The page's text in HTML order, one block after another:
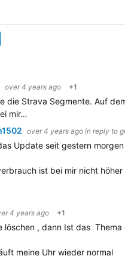
over 4 years ago +1
die Strava Segmente. Auf
mir…
over 4 years ago in reply to
Update seit gestern
ist bei mir nicht
4 years ago +1
löschen , dann Ist das Thema
meine Uhr wieder normal